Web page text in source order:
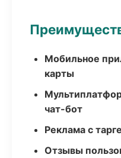
Мобильное
карты
чат-бот
Реклама с
Отзывы